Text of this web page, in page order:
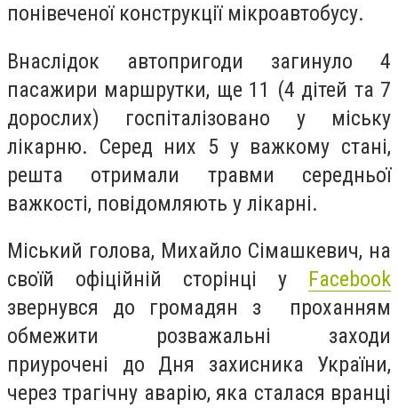
понівеченої конструкції мікроавтобусу.
Внаслідок автопригоди загинуло 4
пасажири маршрутки, ще 11 (4 дітей та 7
дорослих) госпіталізовано у міську
лікарню. Серед них 5 у важкому стані,
решта отримали травми середньої
важкості, повідомляють у лікарні.
Міський голова, Михайло Сімашкевич, на
своїй офіційній сторінці у Facebook
звернувся до громадян з проханням
обмежити розважальні заходи
приурочені до Дня захисника України,
через трагічну аварію, яка сталася вранці